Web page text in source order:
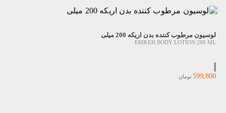
لوسیون مرطوب کننده بدن اریکه 200 میلی
ERIKEH BODY LOTION 200 ML
599,800تومان